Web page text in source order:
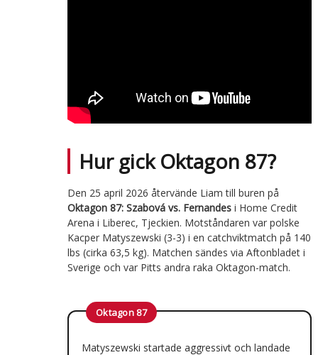
Hur gick Oktagon 87?
Den 25 april 2026 återvände Liam till buren på
Oktagon 87: Szabová vs. Fernandesi Home Credit
Arena i Liberec, Tjeckien. Motståndaren var polske
Kacper Matyszewski (3-3) i en catchviktmatch på 140
lbs (cirka 63,5 kg). Matchen sändes via Aftonbladet i
Sverige och var Pitts andra raka Oktagon-match.
Oktagon 87
Matyszewski startade aggressivt och landade